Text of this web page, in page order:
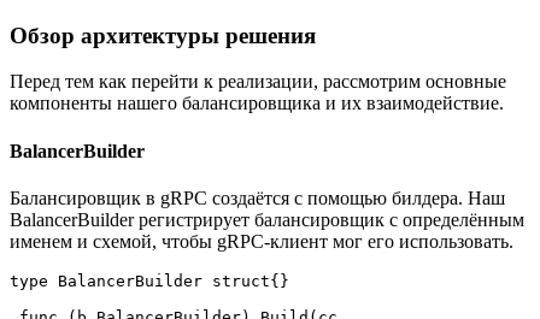
Обзор архитектуры решения
Перед тем как перейти к реализации, рассмотрим основные
компоненты нашего балансировщика и их взаимодействие.
BalancerBuilder
Балансировщик в gRPC создаётся с помощью билдера. Наш
BalancerBuilder регистрирует балансировщик с определённым
именем и схемой, чтобы gRPC-клиент мог его использовать.
type BalancerBuilder struct{}